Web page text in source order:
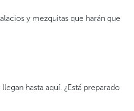
y mezquitas que harán que
hasta aquí. ¿Está preparado